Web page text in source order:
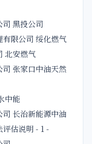
黑投公司
限公司 绥化燃气
北安燃气
张家口中油天然
中能
长治新能源中油
估说明 - 1 -